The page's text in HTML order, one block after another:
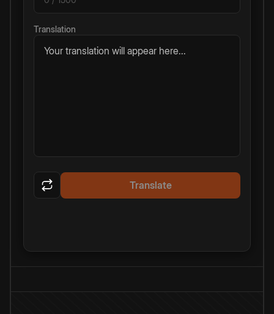
Translation
Your translation will appear here...
Translate